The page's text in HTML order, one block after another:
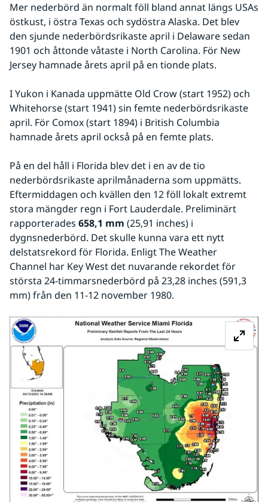
Mer nederbörd än normalt föll bland annat längs USAs
östkust, i östra Texas och sydöstra Alaska. Det blev
den sjunde nederbördsrikaste april i Delaware sedan
1901 och åttonde våtaste i North Carolina. För New
Jersey hamnade årets april på en tionde plats.
I Yukon i Kanada uppmätte Old Crow (start 1952) och
Whitehorse (start 1941) sin femte nederbördsrikaste
april. För Comox (start 1894) i British Columbia
hamnade årets april också på en femte plats.
På en del håll i Florida blev det i en av de tio
nederbördsrikaste aprilmånaderna som uppmätts.
Eftermiddagen och kvällen den 12 föll lokalt extremt
stora mängder regn i Fort Lauderdale. Preliminärt
rapporterades 658,1 mm (25,91 inches) i
dygnsnederbörd. Det skulle kunna vara ett nytt
delstatsrekord för Florida. Enligt The Weather
Channel har Key West det nuvarande rekordet för
största 24-timmarsnederbörd på 23,28 inches (591,3
mm) från den 11-12 november 1980.